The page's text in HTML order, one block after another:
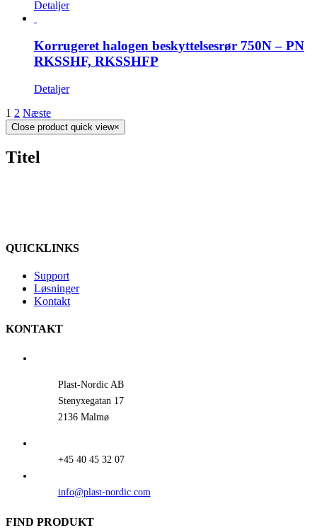
Detaljer
Korrugeret halogen beskyttelsesrør 750N – PN
RKSSHF, RKSSHFP
Detaljer
1 2 Næste
Close product quick view×
Titel
QUICKLINKS
Support
Løsninger
Kontakt
KONTAKT
Plast-Nordic AB
Stenyxegatan 17
2136 Malmø
+45 40 45 32 07
info@plast-nordic.com
FIND PRODUKT